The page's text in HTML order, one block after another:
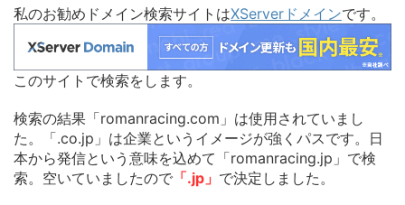
私のお勧めドメイン検索サイトはXServerドメインです。
このサイトで検索をします。
検索の結果「romanracing.com」は使用されていまし
た。「.co.jp」は企業というイメージが強くパスです。日
本から発信という意味を込めて「romanracing.jp」で検
索。空いていましたので 「.jp」 で決定しました。